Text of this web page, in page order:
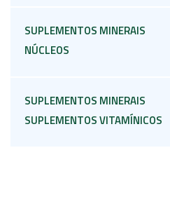
SUPLEMENTOS MINERAIS
NÚCLEOS
SUPLEMENTOS MINERAIS
SUPLEMENTOS VITAMÍNICOS